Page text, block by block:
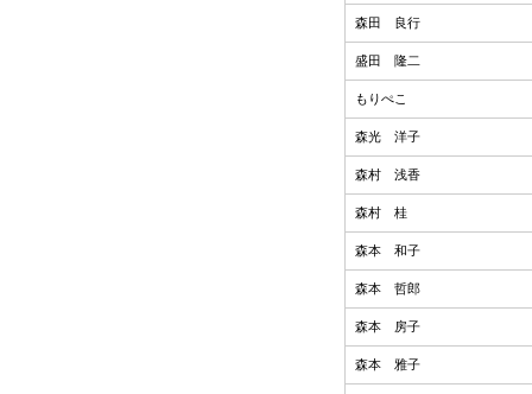
森田 良行
盛田 隆二
もりぺこ
森光 洋子
森村 浅香
森村 桂
森本 和子
森本 哲郎
森本 房子
森本 雅子